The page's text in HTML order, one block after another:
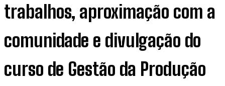
trabalhos, aproximação com a
comunidade e divulgação do
curso de Gestão da Produção